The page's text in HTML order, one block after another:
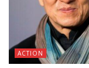
ACTION